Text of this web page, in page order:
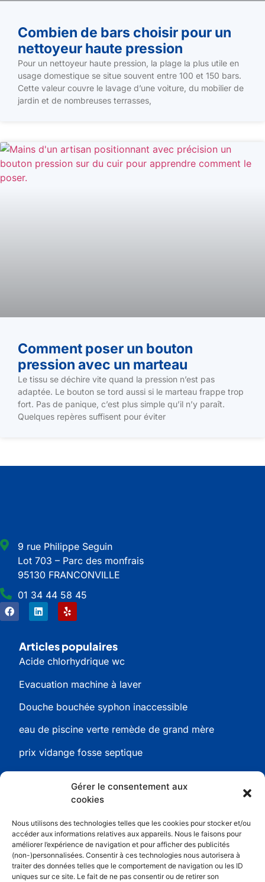
Gérer le consentement aux
cookies
Nous utilisons des technologies telles que les cookies pour stocker et/ou
accéder aux informations relatives aux appareils. Nous le faisons pour
améliorer l’expérience de navigation et pour afficher des publicités
(non-)personnalisées. Consentir à ces technologies nous autorisera à
traiter des données telles que le comportement de navigation ou les ID
uniques sur ce site. Le fait de ne pas consentir ou de retirer son
Combien de bars choisir pour un
nettoyeur haute pression
Pour un nettoyeur haute pression, la plage la plus utile en
usage domestique se situe souvent entre 100 et 150 bars.
Cette valeur couvre le lavage d’une voiture, du mobilier de
jardin et de nombreuses terrasses,
Comment poser un bouton
pression avec un marteau
Le tissu se déchire vite quand la pression n’est pas
adaptée. Le bouton se tord aussi si le marteau frappe trop
fort. Pas de panique, c’est plus simple qu’il n’y paraît.
Quelques repères suffisent pour éviter
9 rue Philippe Seguin
Lot 703 – Parc des monfrais
95130 FRANCONVILLE
01 34 44 58 45
Articles populaires
Acide chlorhydrique wc
Evacuation machine à laver
Douche bouchée syphon inaccessible
eau de piscine verte remède de grand mère
prix vidange fosse septique
Conditions générales de ventes
Politique de confidentialité
Conditions générales d’utilisation